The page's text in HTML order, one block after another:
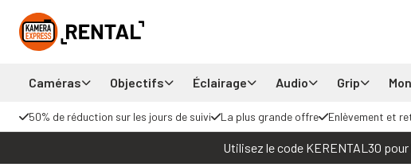
Caméras Objectifs Éclairage Audio Grip
50% de réduction sur les jours de suivi La plus grande offre Enlèvement et
Utilisez le code KERENTAL30